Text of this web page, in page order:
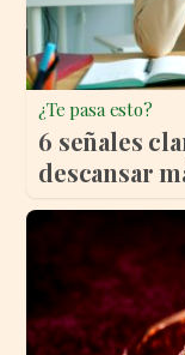
¿Te pasa esto?
6 señales
descansar